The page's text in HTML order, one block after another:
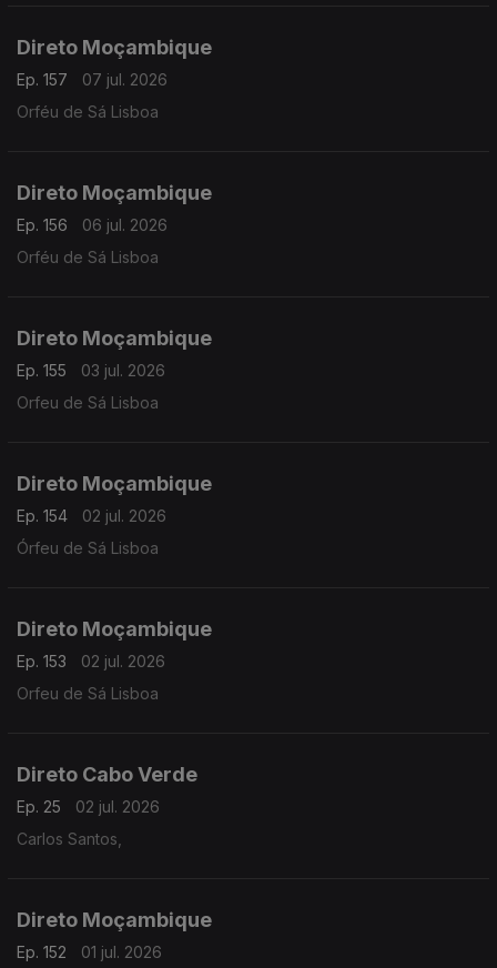
Direto Moçambique
Ep. 157
07 jul. 2026
Orféu de Sá Lisboa
Direto Moçambique
Ep. 156
06 jul. 2026
Orféu de Sá Lisboa
Direto Moçambique
Ep. 155
03 jul. 2026
Orfeu de Sá Lisboa
Direto Moçambique
Ep. 154
02 jul. 2026
Órfeu de Sá Lisboa
Direto Moçambique
Ep. 153
02 jul. 2026
Orfeu de Sá Lisboa
Direto Cabo Verde
Ep. 25
02 jul. 2026
Carlos Santos,
Direto Moçambique
Ep. 152
01 jul. 2026